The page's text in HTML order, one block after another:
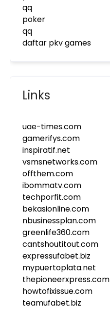
qq
poker
qq
daftar pkv games
Links
uae-times.com
gamerifys.com
inspiratif.net
vsmsnetworks.com
offthem.com
ibommatv.com
techporfit.com
bekasionline.com
nbusinessplan.com
greenlife360.com
cantshoutitout.com
expressufabet.biz
mypuertoplata.net
thepioneerxpress.com
howtofixissue.com
teamufabet.biz